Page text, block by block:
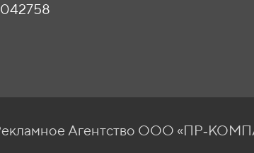
Агентство ООО